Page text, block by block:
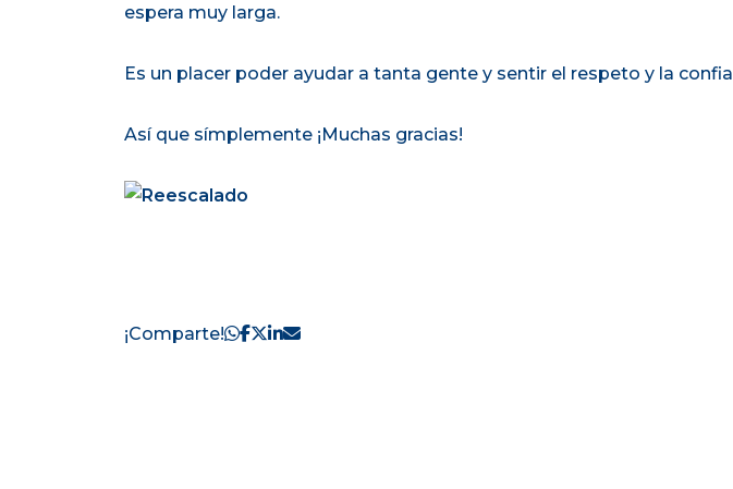
espera muy larga.
Es un placer poder ayudar a tanta gente y sentir el respeto y la
Así que símplemente ¡Muchas gracias!
¡Comparte!